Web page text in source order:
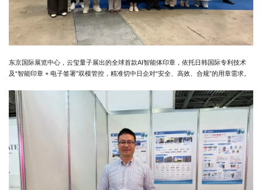
东京国际展览中心，云玺量子展出的全球首款AI智能体印章，依托日韩国际专利技术
及“智能印章 + 电子签署”双模管控，精准切中日企对“安全、高效、合规”的用章需求。